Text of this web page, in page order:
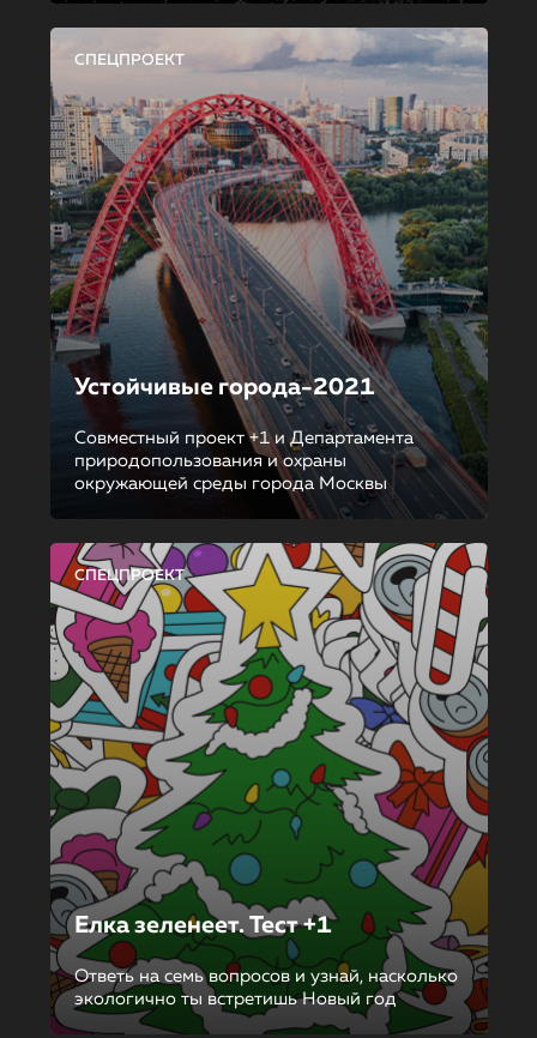
СПЕЦПРОЕКТ
Устойчивые города-2021
Совместный проект +1 и Департамента
природопользования и охраны
окружающей среды города Москвы
СПЕЦПРОЕКТ
Елка зеленеет. Тест +1
Ответь на семь вопросов и узнай, насколько
экологично ты встретишь Новый год